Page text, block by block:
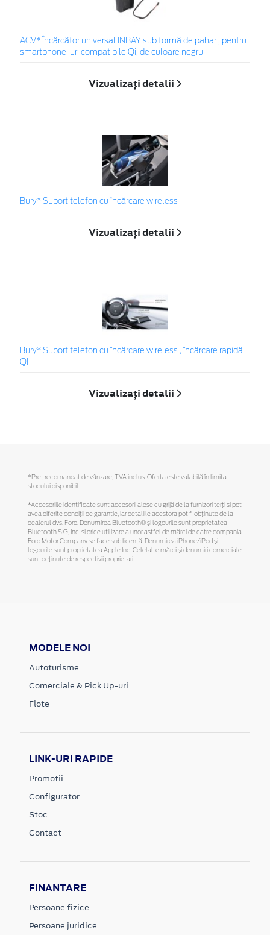
ACV* Încărcător universal INBAY sub formă de pahar , pentru
smartphone-uri compatibile Qi, de culoare negru
Vizualizați detalii
Bury* Suport telefon cu încărcare wireless
Vizualizați detalii
Bury* Suport telefon cu încărcare wireless , încărcare rapidă
QI
Vizualizați detalii
*Preţ recomandat de vânzare, TVA inclus. Oferta este valabilă în limita
stocului disponibil.
*Accesoriile identificate sunt accesorii alese cu grijă de la furnizori terți și pot
avea diferite condiții de garanție, iar detaliile acestora pot fi obținute de la
dealerul dvs. Ford. Denumirea Bluetooth® și logourile sunt proprietatea
Bluetooth SIG, Inc. și orice utilizare a unor astfel de mărci de către compania
Ford Motor Company se face sub licență. Denumirea iPhone/iPod și
logourile sunt proprietatea Apple Inc. Celelalte mărci și denumiri comerciale
sunt deținute de respectivii proprietari.
MODELE NOI
Autoturisme
Comerciale & Pick Up-uri
Flote
LINK-URI RAPIDE
Promotii
Configurator
Stoc
Contact
FINANTARE
Persoane fizice
Persoane juridice